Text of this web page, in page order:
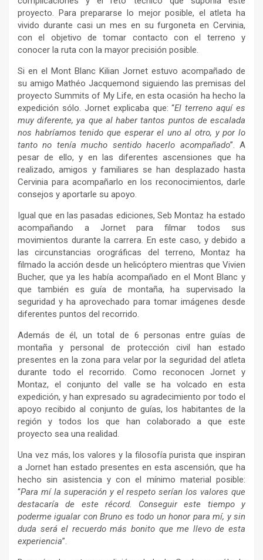
proyecto. Para prepararse lo mejor posible, el atleta ha
vivido durante casi un mes en su furgoneta en Cervinia,
con el objetivo de tomar contacto con el terreno y
conocer la ruta con la mayor precisión posible.
Si en el Mont Blanc Kilian Jornet estuvo acompañado de
su amigo Mathéo Jacquemond siguiendo las premisas del
proyecto Summits of My Life, en esta ocasión ha hecho la
expedición sólo. Jornet explicaba que: “El terreno aquí es
muy diferente, ya que al haber tantos puntos de escalada
nos habríamos tenido que esperar el uno al otro, y por lo
tanto no tenía mucho sentido hacerlo acompañado”. A
pesar de ello, y en las diferentes ascensiones que ha
realizado, amigos y familiares se han desplazado hasta
Cervinia para acompañarlo en los reconocimientos, darle
consejos y aportarle su apoyo.
Igual que en las pasadas ediciones, Seb Montaz ha estado
acompañando a Jornet para filmar todos sus
movimientos durante la carrera. En este caso, y debido a
las circunstancias orográficas del terreno, Montaz ha
filmado la acción desde un helicóptero mientras que Vivien
Bucher, que ya les había acompañado en el Mont Blanc y
que también es guía de montaña, ha supervisado la
seguridad y ha aprovechado para tomar imágenes desde
diferentes puntos del recorrido.
Además de él, un total de 6 personas entre guías de
montaña y personal de protección civil han estado
presentes en la zona para velar por la seguridad del atleta
durante todo el recorrido. Como reconocen Jornet y
Montaz, el conjunto del valle se ha volcado en esta
expedición, y han expresado su agradecimiento por todo el
apoyo recibido al conjunto de guías, los habitantes de la
región y todos los que han colaborado a que este
proyecto sea una realidad.
Una vez más, los valores y la filosofía purista que inspiran
a Jornet han estado presentes en esta ascensión, que ha
hecho sin asistencia y con el mínimo material posible:
“Para mí la superación y el respeto serían los valores que
destacaría de este récord. Conseguir este tiempo y
poderme igualar con Bruno es todo un honor para mí, y sin
duda será el recuerdo más bonito que me llevo de esta
experiencia”.